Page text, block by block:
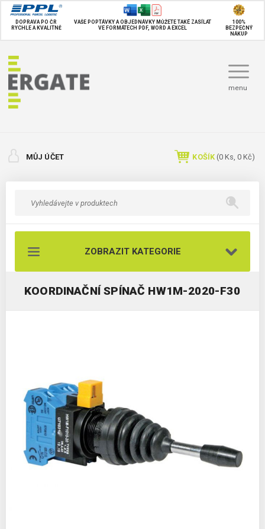
DOPRAVA PO ČR
RYCHLE A KVALITNĚ
VAŠE POPTÁVKY A OBJEDNÁVKY MŮŽETE TAKÉ ZASÍLAT
VE FORMÁTECH PDF, WORD A EXCEL
100%
BEZPEČNÝ
NÁKUP
menu
MŮJ ÚČET KOŠÍK (0 Ks, 0 Kč)
ZOBRAZIT KATEGORIE
KOORDINAČNÍ SPÍNAČ HW1M-2020-F30